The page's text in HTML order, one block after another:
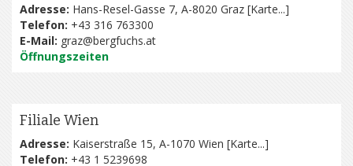
Adresse: Hans-Resel-Gasse 7, A-8020 Graz [Karte...]
Telefon: +43 316 763300
E-Mail: graz@bergfuchs.at
Öffnungszeiten
Filiale Wien
Adresse: Kaiserstraße 15, A-1070 Wien [Karte...]
Telefon: +43 1 5239698